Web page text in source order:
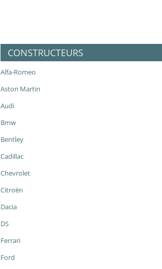
CONSTRUCTEURS
Alfa-Romeo
Aston Martin
Audi
Bmw
Bentley
Cadillac
Chevrolet
Citroën
Dacia
DS
Ferrari
Ford